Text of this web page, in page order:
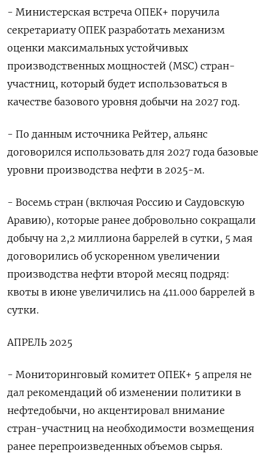
- Министерская встреча ОПЕК+ поручила
секретариату ОПЕК разработать механизм
оценки максимальных устойчивых
производственных мощностей (MSC) стран-
участниц, который будет использоваться в
качестве базового уровня добычи на 2027 год.
- По данным источника Рейтер, альянс
договорился использовать для 2027 года базовые
уровни производства нефти в 2025-м.
- Восемь стран (включая Россию и Саудовскую
Аравию), которые ранее добровольно сокращали
добычу на 2,2 миллиона баррелей в сутки, 5 мая
договорились об ускоренном увеличении
производства нефти второй месяц подряд:
квоты в июне увеличились на 411.000 баррелей в
сутки.
АПРЕЛЬ 2025
- Мониторинговый комитет ОПЕК+ 5 апреля не
дал рекомендаций об изменении политики в
нефтедобычи, но акцентировал внимание
стран-участниц на необходимости возмещения
ранее перепроизведенных объемов сырья.